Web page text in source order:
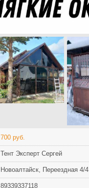
700 руб.
Тент Эксперт Сергей
Новоалтайск, Переездная 4/4
89339337118